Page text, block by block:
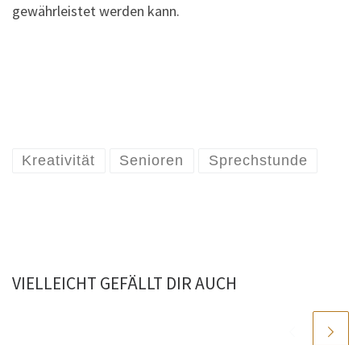
gewährleistet werden kann.
Kreativität Senioren Sprechstunde
VIELLEICHT GEFÄLLT DIR AUCH